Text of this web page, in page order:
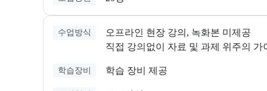
수업방식
오프라인 현장 강의, 녹화본 미제공
직접 강의없이 자료 및 과제 위주의 가
학습장비 학습 장비 제공